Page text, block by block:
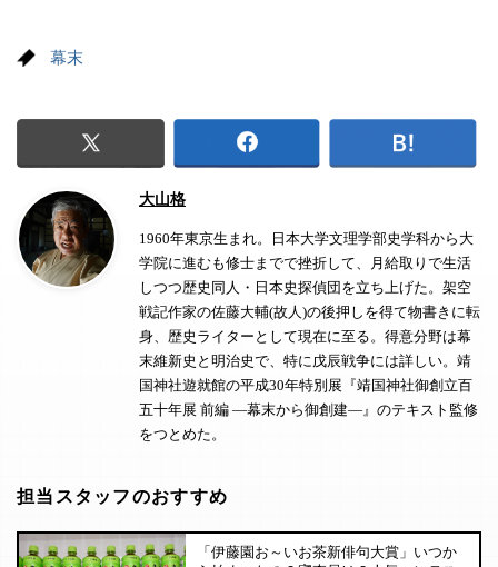
幕末
大山格
1960年東京生まれ。日本大学文理学部史学科から大
学院に進むも修士までで挫折して、月給取りで生活
しつつ歴史同人・日本史探偵団を立ち上げた。架空
戦記作家の佐藤大輔(故人)の後押しを得て物書きに転
身、歴史ライターとして現在に至る。得意分野は幕
末維新史と明治史で、特に戊辰戦争には詳しい。靖
国神社遊就館の平成30年特別展『靖国神社御創立百
五十年展 前編 ―幕末から御創建―』のテキスト監修
をつとめた。
担当スタッフのおすすめ
「伊藤園お～いお茶新俳句大賞」いつか